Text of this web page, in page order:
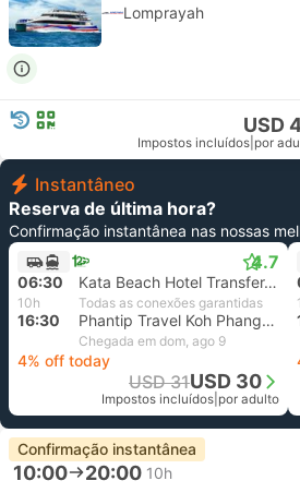
Lomprayah
USD
Impostos incluídos por
Instantâneo
Reserva de última hora?
Confirmação instantânea nas nossas
4.7
06:30 Kata Beach Hotel Transfer, Phuket
10h Todas as conexões garantidas
16:30 Phantip Travel Koh Phangan Branch Raja Ferry
Chegada em dom, ago 9
4% off today
USD 31USD 30
Impostos incluídos por adulto
Confirmação instantânea
10:00 20:00 10h